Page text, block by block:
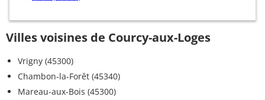
Villes voisines de Courcy-aux-Loges
Vrigny (45300)
Chambon-la-Forêt (45340)
Mareau-aux-Bois (45300)